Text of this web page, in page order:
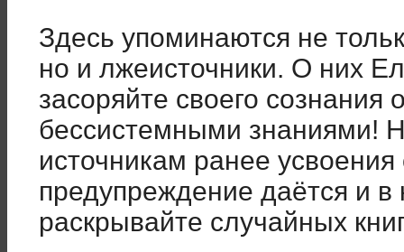
Здесь упоминаются не
но и лжеисточники. О них
засоряйте своего
бессистемными знаниями!
источникам ранее
предупреждение даётся и в
раскрывайте случайных